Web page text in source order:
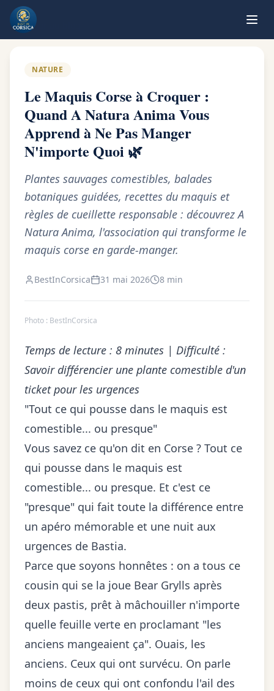
Retour au blog
NATURE
Le Maquis Corse à Croquer :
Quand A Natura Anima Vous
Apprend à Ne Pas Manger
N'importe Quoi 🌿
Plantes sauvages comestibles, balades
botaniques guidées, recettes du maquis et
règles de cueillette responsable : découvrez A
Natura Anima, l'association qui transforme le
maquis corse en garde-manger.
BestInCorsica 31 mai 2026 8 min
Photo : BestInCorsica
Temps de lecture : 8 minutes | Difficulté :
Savoir différencier une plante comestible d'un
ticket pour les urgences
"Tout ce qui pousse dans le maquis est
comestible... ou presque"
Vous savez ce qu'on dit en Corse ? Tout ce
qui pousse dans le maquis est
comestible... ou presque. Et c'est ce
"presque" qui fait toute la différence entre
un apéro mémorable et une nuit aux
urgences de Bastia.
Parce que soyons honnêtes : on a tous ce
cousin qui se la joue Bear Grylls après
deux pastis, prêt à mâchouiller n'importe
quelle feuille verte en proclamant "les
anciens mangeaient ça". Ouais, les
anciens. Ceux qui ont survécu. On parle
moins de ceux qui ont confondu l'ail des